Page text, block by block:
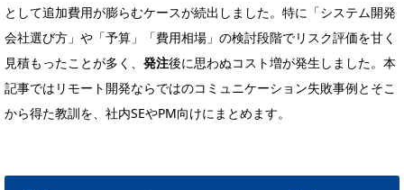
として追加費用が膨らむケースが続出しました。特に「システム開発
会社選び方」や「予算」「費用相場」の検討段階でリスク評価を甘く
見積もったことが多く、 発注後に思わぬコスト増が発生しました。本
記事ではリモート開発ならではのコミュニケーション失敗事例とそこ
から得た教訓を、社内SEやPM向けにまとめます。